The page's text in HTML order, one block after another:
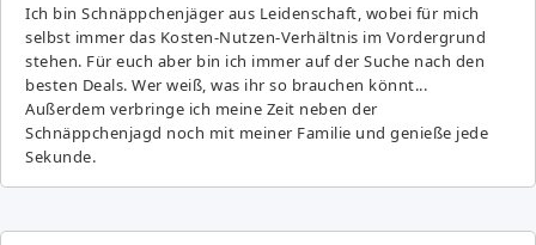
Ich bin Schnäppchenjäger aus Leidenschaft, wobei für mich
selbst immer das Kosten-Nutzen-Verhältnis im Vordergrund
stehen. Für euch aber bin ich immer auf der Suche nach den
besten Deals. Wer weiß, was ihr so brauchen könnt...
Außerdem verbringe ich meine Zeit neben der
Schnäppchenjagd noch mit meiner Familie und genieße jede
Sekunde.